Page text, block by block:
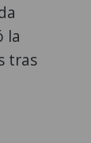
la
tras